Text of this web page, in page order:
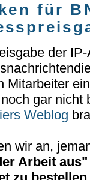
für
der
Mitarbeiter
gar nicht
Weblog
wir an,
Arbeit aus"